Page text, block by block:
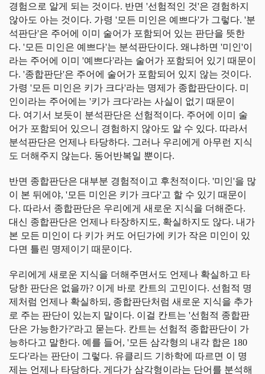
경험으로 알게 되는 것이다. 반면 '선험적인 것'은 경험하지
않아도 아는 것이다. 가령 '모든 미인은 예쁘다'가 그렇다. '분
석판단'은 주어에 이미 술어가 포함되어 있는 판단을 뜻한
다. '모든 미인은 예쁘다'는 분석판단이다. 왜냐하면 '미인'이
라는 주어에 이미 '예쁘다'라는 술어가 포함되어 있기 때문이
다. '종합판단'은 주어에 술어가 포함되어 있지 않는 것이다.
가령 '모든 미인은 키가 크다'라는 명제가 종합판단이다. 미
인이라는 주어에는 '키가 크다'라는 사실이 없기 때문이
다. 여기서 보듯이 분석판단은 선험적이다. 주어에 이미 술
어가 포함되어 있으니 경험하지 않아도 알 수 있다. 따라서
분석판단은 언제나 타당하다. 그러나 우리에게 아무런 지식
도 더해주지 않는다. 동어반복일 뿐이다.
반면 종합판단은 대부분 경험적이고 후천적이다. '미인'을 많
이 본 뒤에야, '모든 미인은 키가 크다'고 할 수 있기 때문이
다. 따라서 종합판단은 우리에게 새로운 지식을 더해준다.
대신 종합판단은 언제나 타장하지도, 확실하지도 않다. 내가
본 모든 미인이 다 키가 커도 어딘가에 키가 작은 미인이 있
다면 틀린 명제이기 때문이다.
우리에게 새로운 지식을 더해주면서도 언제나 확실하고 타
당한 판단은 없을까? 이게 바로 칸트의 고민이다. 선험적 명
제처럼 언제나 확실하되, 종합판단처럼 새로운 지식을 추가
로 주는 판단이 있는지 말이다. 이걸 칸트는 '선험적 종합판
단은 가능한가?'라고 묻는다. 칸트는 선험적 종합판단이 가
능하다고 말한다. 예를 들어, '모든 삼각형의 내각 합은 180
도다'라는 판단이 그렇다. 유클리드 기하학에 따르면 이 명
제는 언제나 타당하다. 게다가 삼각형이라는 단어를 분석해